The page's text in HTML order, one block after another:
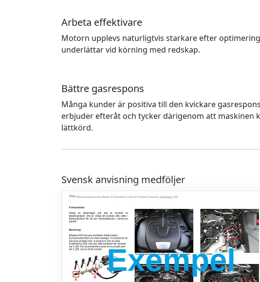
Arbeta effektivare
Motorn upplevs naturligtvis starkare efter
underlättar vid körning med redskap.
Bättre gasrespons
Många kunder är positiva till den kvickare
erbjuder efteråt och tycker därigenom att maskinen
lättkörd.
Svensk anvisning medföljer